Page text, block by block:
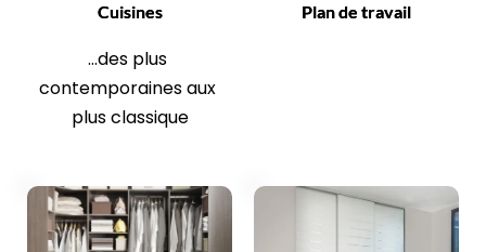
Cuisines
...des plus
contemporaines aux
plus classique
Plan de travail